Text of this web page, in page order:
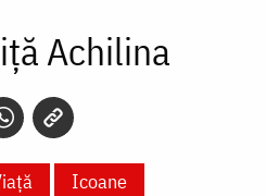
Achilina
Icoane